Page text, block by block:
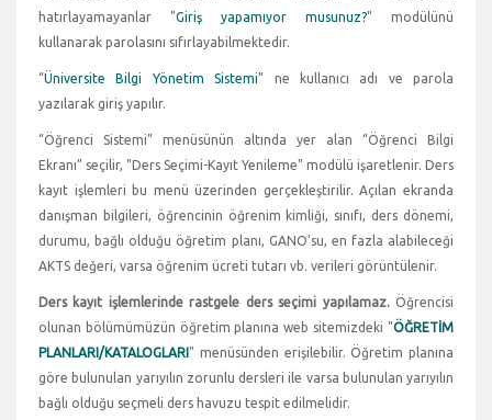
hatırlayamayanlar "Giriş yapamıyor musunuz?" modülünü
kullanarak parolasını sıfırlayabilmektedir.
“Üniversite Bilgi Yönetim Sistemi” ne kullanıcı adı ve parola
yazılarak giriş yapılır.
“Öğrenci Sistemi” menüsünün altında yer alan “Öğrenci Bilgi
Ekranı” seçilir, "Ders Seçimi-Kayıt Yenileme" modülü işaretlenir. Ders
kayıt işlemleri bu menü üzerinden gerçekleştirilir. Açılan ekranda
danışman bilgileri, öğrencinin öğrenim kimliği, sınıfı, ders dönemi,
durumu, bağlı olduğu öğretim planı, GANO'su, en fazla alabileceği
AKTS değeri, varsa öğrenim ücreti tutarı vb. verileri görüntülenir.
Ders kayıt işlemlerinde rastgele ders seçimi yapılamaz. Öğrencisi
olunan bölümümüzün öğretim planına web sitemizdeki "ÖĞRETİM
PLANLARI/KATALOGLARI" menüsünden erişilebilir. Öğretim planına
göre bulunulan yarıyılın zorunlu dersleri ile varsa bulunulan yarıyılın
bağlı olduğu seçmeli ders havuzu tespit edilmelidir.